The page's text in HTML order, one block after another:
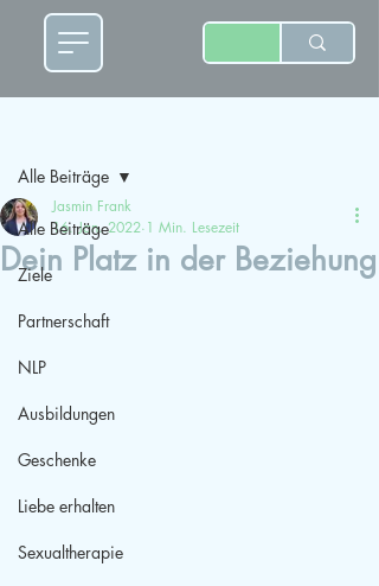
Alle Beiträge
Ziele
Partnerschaft
NLP
Ausbildungen
Geschenke
Liebe erhalten
Sexualtherapie
Alle Beiträge
Dein Platz in der Beziehung
Jasmin Frank
16. Jan. 2022 1 Min. Lesezeit